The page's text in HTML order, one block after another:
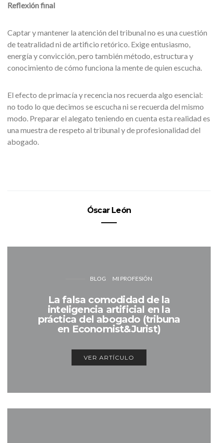
Reflexión final
Captar y mantener la atención del tribunal no es una cuestión
de teatralidad ni de artificio retórico. Exige entusiasmo,
energía y convicción, pero también método, estructura y
conocimiento de cómo funciona la mente de quien escucha.
El efecto de primacía y recencia nos recuerda algo esencial:
no todo lo que decimos se escucha ni se recuerda del mismo
modo. Preparar el alegato teniendo en cuenta esta realidad es
una muestra de respeto al tribunal y de profesionalidad del
abogado.
Óscar León
BLOG MI PROFESIÓN
La falsa comodidad de la
inteligencia artificial en la
práctica del abogado (tribuna
en Economist&Jurist)
VER ARTÍCULO